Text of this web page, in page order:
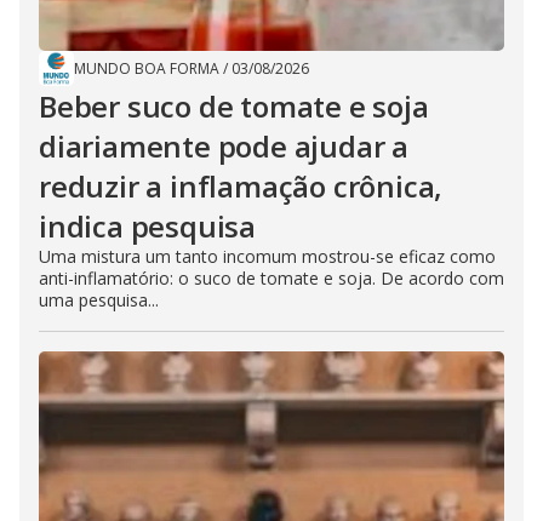
MUNDO BOA FORMA/ 03/08/2026
Beber suco de tomate e soja
diariamente pode ajudar a
reduzir a inflamação crônica,
indica pesquisa
Uma mistura um tanto incomum mostrou-se eficaz como
anti-inflamatório: o suco de tomate e soja. De acordo com
uma pesquisa...